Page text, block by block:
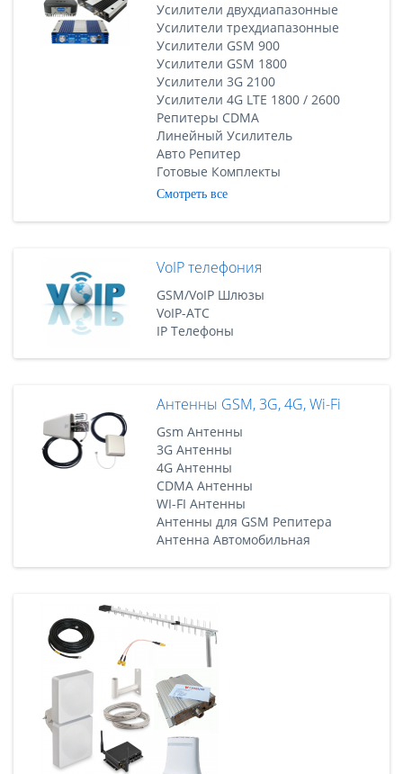
Усилители двухдиапазонные
Усилители трехдиапазонные
Усилители GSM 900
Усилители GSM 1800
Усилители 3G 2100
Усилители 4G LTE 1800 / 2600
Репитеры CDMA
Линейный Усилитель
Авто Репитер
Готовые Комплекты
Смотреть все
VoIP телефония
GSM/VoIP Шлюзы
VoIP-АТС
IP Телефоны
Антенны GSM, 3G, 4G, Wi-Fi
Gsm Антенны
3G Антенны
4G Антенны
CDMA Антенны
WI-FI Антенны
Антенны для GSM Репитера
Антенна Автомобильная